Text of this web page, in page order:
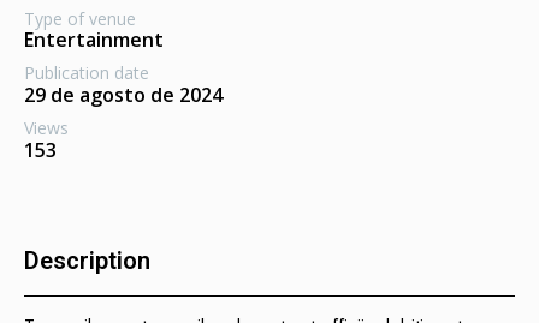
Type of venue
Entertainment
Publication date
29 de agosto de 2024
Views
153
Description